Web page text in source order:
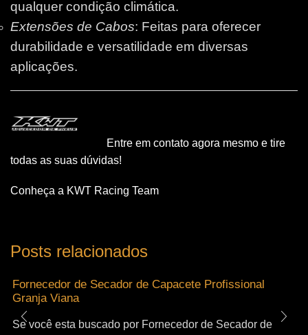
qualquer condição climática.
Extensões de Cabos: Feitas para oferecer
durabilidade e versatilidade em diversas
aplicações.
Entre em contato agora mesmo e tire
todas as suas dúvidas!
Conheça a KWT Racing Team
Posts relacionados
Fornecedor de Secador de Capacete Profissional
Granja Viana
Se você esta buscado por Fornecedor de Secador de